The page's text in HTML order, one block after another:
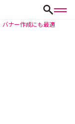
バナー作成にも最適